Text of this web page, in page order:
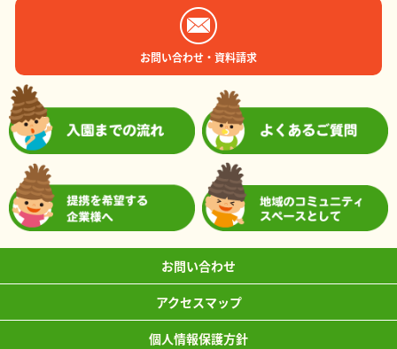
お問い合わせ・資料請求
お問い合わせ
アクセスマップ
個人情報保護方針